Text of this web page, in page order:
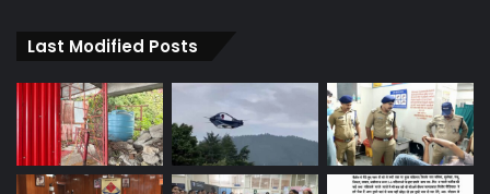
Last Modified Posts